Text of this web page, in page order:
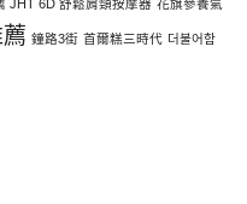
JHT 6D 舒鬆肩頸按摩器 花旗參養氣
鐘路3街 首爾糕三時代 더불어함